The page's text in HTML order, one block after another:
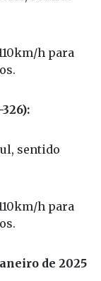
h para
sentido
h para
de 2025